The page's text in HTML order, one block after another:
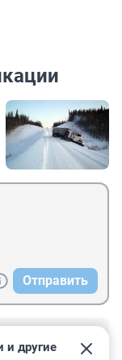
Отправить
и другие